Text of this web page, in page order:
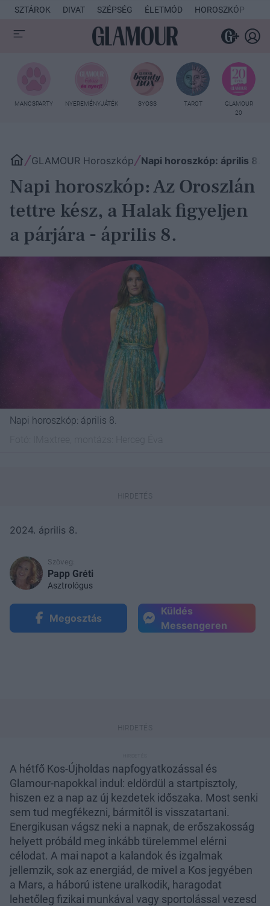
SZTÁROK DIVAT SZÉPSÉG ÉLETMÓD HOROSZKÓP
MANCSPARTY NYEREMÉNYJÁTÉK SYOSS TAROT
GLAMOUR
20
GLAMOUR Horoszkóp Napi horoszkóp: április 8.
Napi horoszkóp: Az Oroszlán
tettre kész, a Halak figyeljen
a párjára - április 8.
Napi horoszkóp: április 8.
2024. április 8.
Szöveg:
Papp Gréti
Asztrológus
Megosztás
Küldés
Messengeren
A hétfő Kos-Újholdas napfogyatkozással és
Glamour-napokkal indul: eldördül a startpisztoly,
hiszen ez a nap az új kezdetek időszaka. Most senki
sem tud megfékezni, bármitől is visszatartani.
Energikusan vágsz neki a napnak, de erőszakosság
helyett próbáld meg inkább türelemmel elérni
célodat. A mai napot a kalandok és izgalmak
jellemzik, sok az energiád, de mivel a Kos jegyében
a Mars, a háború istene uralkodik, haragodat
lehetőleg fizikai munkával vagy sportolással vezesd